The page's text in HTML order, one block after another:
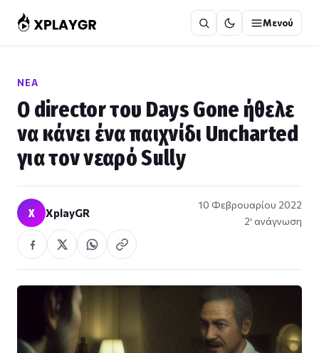
στο
περιεχόμενο
Μενού
ΝΈΑ
Ο director του Days Gone ήθελε
να κάνει ένα παιχνίδι Uncharted
για τον νεαρό Sully
X XplayGR
10 Φεβρουαρίου 2022
2′ ανάγνωση